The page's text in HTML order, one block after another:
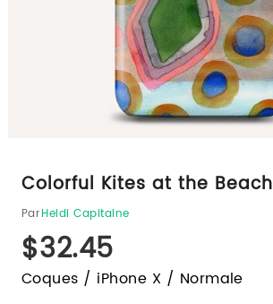
Colorful Kites at the Beach
ParHeidi Capitaine
$32.45
Coques / iPhone X / Normale